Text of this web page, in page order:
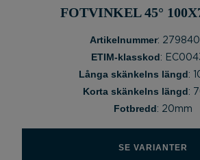
FOTVINKEL 45°
Artikelnummer:
ETIM-klasskod:
Långa skänkelns längd:
Korta skänkelns längd:
Fotbredd: 20mm
SE VARIANTER